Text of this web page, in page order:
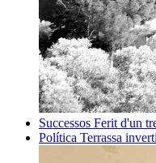
Successos Ferit d'un
Política Terrassa